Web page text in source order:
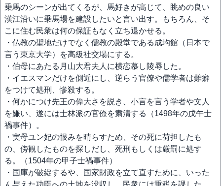
乗馬のシーンが出てくるが、馬好きが高じて、眺めの良い
漢江沿いに乗馬場を建設したいと言い出す。もちろん、そ
こに住む民衆は何の保証もなく立ち退かせる。
・仏教の聖地だけでなく儒教の殿堂である成均館（日本で
言う東京大学）を高級社交場にする。
・伯母にあたる月山大君夫人に横恋慕し陵辱した。
・イエスマンだけを側近にし、逆らう官僚や儒学者は難癖
をつけて処刑、惨殺する。
・何かにつけ先王の偉大さを説き、小言を言う学者や文人
を嫌い、遂には士林派の官僚を粛清する（1498年の戊午士
禍事件）。
・実母ユン妃の恨みを晴らすため、その死に荷担したも
の、傍観したものを探しだし、死刑もしくは厳罰に処す
る。（1504年の甲子士禍事件）
・国庫が破綻するや、国家財政を立て直すために、いった
ん与えた功臣への土地を没収し、民衆には重税を課した。